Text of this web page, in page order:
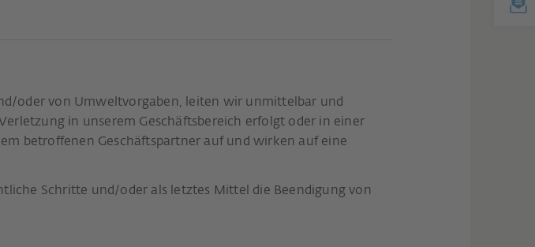
oder von Umweltvorgaben, leiten wir unmittelbar und
in unserem Geschäftsbereich erfolgt oder in einer
betroffenen Geschäftspartner auf und wirken auf eine
Schritte und/oder als letztes Mittel die Beendigung von